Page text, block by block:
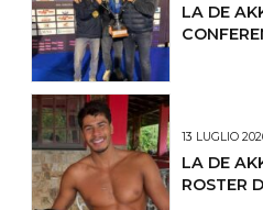
LA DE
13 LUGLIO
LA DE
ROSTER DAL BRASILE ARRIVA